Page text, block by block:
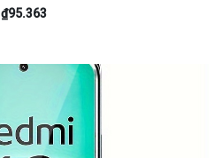
₫95.363